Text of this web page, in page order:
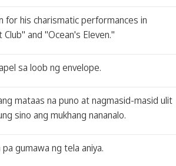
for his charismatic performances in
and "Ocean's Eleven."
sa loob ng envelope.
mataas na puno at nagmasid-masid ulit
sino ang mukhang nananalo.
gumawa ng tela aniya.